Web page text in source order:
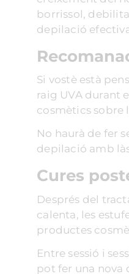
borrissol,
depilació
Si vostè està
raig UVA durant
cosmètics sobre
No haurà de fer
depilació amb
Cures
Després del
calenta, les
productes
Entre sessió i
pot fer una nova